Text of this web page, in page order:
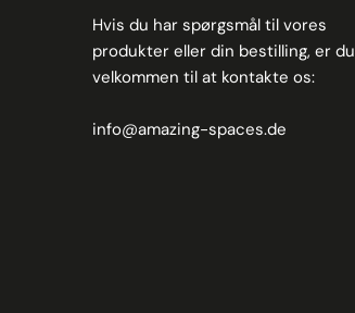
Hvis du har spørgsmål til vores
produkter eller din bestilling, er du
velkommen til at kontakte os:
info@amazing-spaces.de